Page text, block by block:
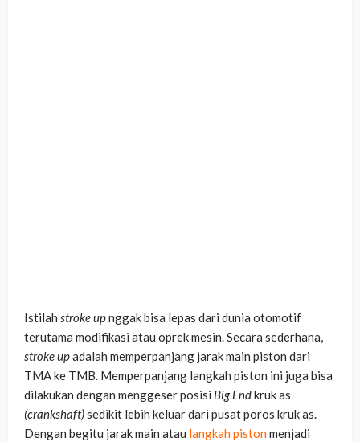
Istilah stroke upnggak bisa lepas dari dunia otomotif
terutama modifikasi atau oprek mesin. Secara sederhana,
stroke upadalah memperpanjang jarak main piston dari
TMA ke TMB. Memperpanjang langkah piston ini juga bisa
dilakukan dengan menggeser posisi Big Endkruk as
(crankshaft)sedikit lebih keluar dari pusat poros kruk as.
Dengan begitu jarak main atau langkah pistonmenjadi